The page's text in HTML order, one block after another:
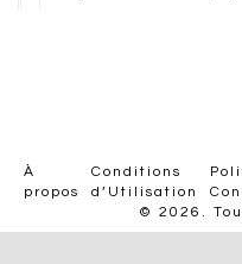
À
propos
Conditions
d’Utilisation
© 2026.